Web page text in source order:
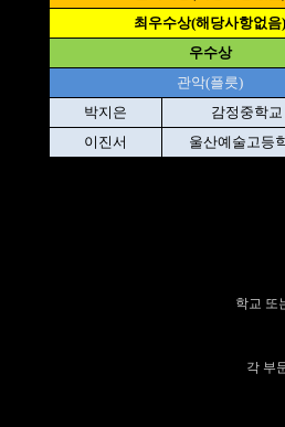
최우수상(해당사항없음)
우수상
관악(플릇)
박지은
감정중학
이진서
울산예술고등
학교 또
각 부